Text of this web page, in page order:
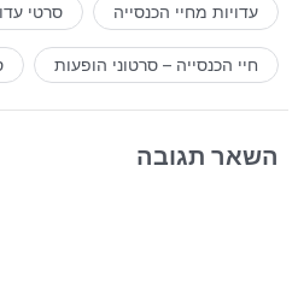
עדויות מחיי הכנסייה סרטי
חיי הכנסייה – סרטוני הופעות
השאר תגובה